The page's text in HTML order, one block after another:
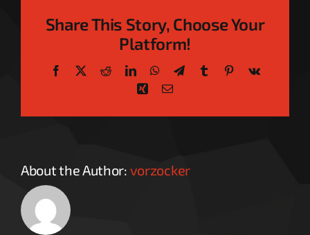
Share This Story, Choose Your
Platform!
Facebook
X RedditLinkedInWhatsApp
TelegramTumblrPinterest
Vk
Xing Email
About the Author: vorzocker